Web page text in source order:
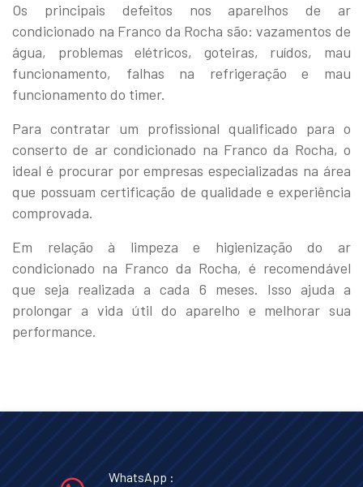
Os principais defeitos nos aparelhos de ar
condicionado na Franco da Rocha são: vazamentos de
água, problemas elétricos, goteiras, ruídos, mau
funcionamento, falhas na refrigeração e mau
funcionamento do timer.
Para contratar um profissional qualificado para o
conserto de ar condicionado na Franco da Rocha, o
ideal é procurar por empresas especializadas na área
que possuam certificação de qualidade e experiência
comprovada.
Em relação à limpeza e higienização do ar
condicionado na Franco da Rocha, é recomendável
que seja realizada a cada 6 meses. Isso ajuda a
prolongar a vida útil do aparelho e melhorar sua
performance.
WhatsApp :